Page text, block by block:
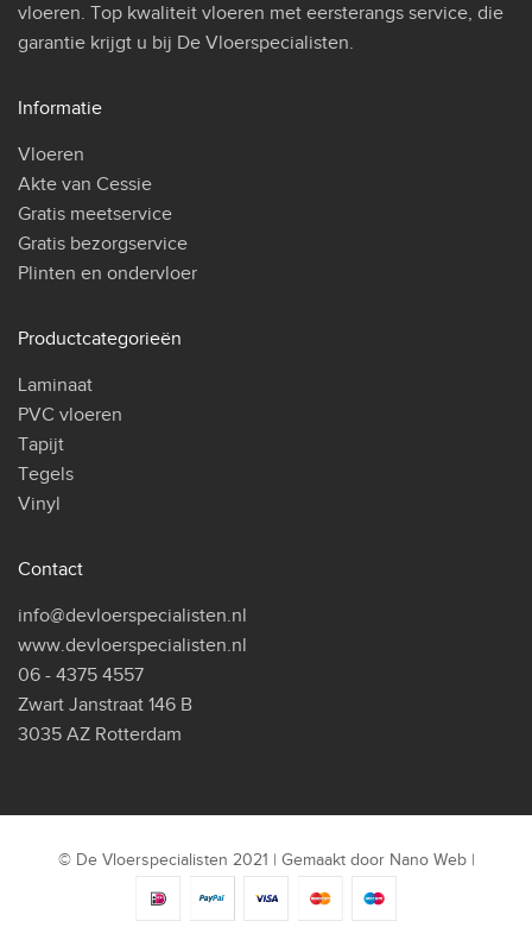
vloeren. Top kwaliteit vloeren met eersterangs service, die
garantie krijgt u bij De Vloerspecialisten.
Informatie
Vloeren
Akte van Cessie
Gratis meetservice
Gratis bezorgservice
Plinten en ondervloer
Productcategorieën
Laminaat
PVC vloeren
Tapijt
Tegels
Vinyl
Contact
info@devloerspecialisten.nl
www.devloerspecialisten.nl
06 - 4375 4557
Zwart Janstraat 146 B
3035 AZ Rotterdam
© De Vloerspecialisten 2021 | Gemaakt door Nano Web|